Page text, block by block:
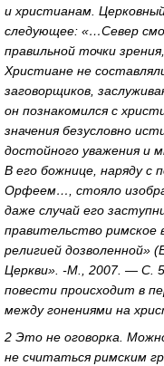
и христианам.
следующее: «…Север
правильной точки
Христиане не
заговорщиков,
он познакомился с
значения безусловно
достойного уважения и
В его божнице, наряду с
Орфеем…, стояло
даже случай его
правительство римское
религией дозволенной»
Церкви». -М., 2007. — С.
повести происходит в
между гонениями на
2 Это не оговорка.
не считаться римским